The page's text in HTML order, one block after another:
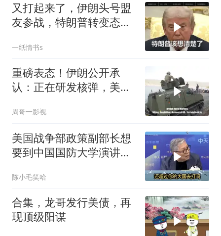
又打起来了，伊朗头号盟
友参战，特朗普转变态
一纸情书s
重磅表态！伊朗公开承
认：正在研发核弹，美以
周哥一影视
美国战争部政策副部长想
要到中国国防大学演讲？
陈小毛笑哈
合集，龙哥发行美债，再
现顶级阳谋